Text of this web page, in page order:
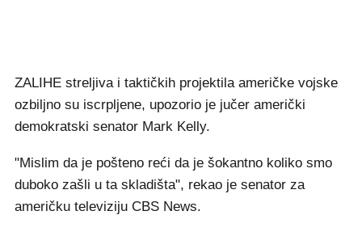
ZALIHE streljiva i taktičkih projektila američke vojske
ozbiljno su iscrpljene, upozorio je jučer američki
demokratski senator Mark Kelly.
"Mislim da je pošteno reći da je šokantno koliko smo
duboko zašli u ta skladišta", rekao je senator za
američku televiziju CBS News.